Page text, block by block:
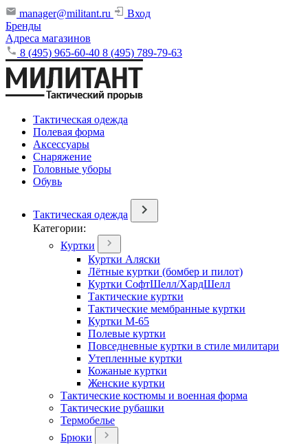
manager@militant.ru
Вход
Бренды
Адреса магазинов
8 (495) 965-60-40 8 (495) 789-79-63
Тактическая одежда
Полевая форма
Аксессуары
Снаряжение
Головные уборы
Обувь
Тактическая одежда
Категории:
Куртки
Куртки Аляски
Лётные куртки (бомбер и пилот)
Куртки СофтШелл/ХардШелл
Тактические куртки
Тактические мембранные куртки
Куртки М-65
Полевые куртки
Повседневные куртки в стиле милитари
Утепленные куртки
Кожаные куртки
Женские куртки
Тактические костюмы и военная форма
Тактические рубашки
Термобелье
Брюки